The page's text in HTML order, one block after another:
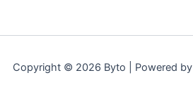
Copyright © 2026 Byto | Powered by